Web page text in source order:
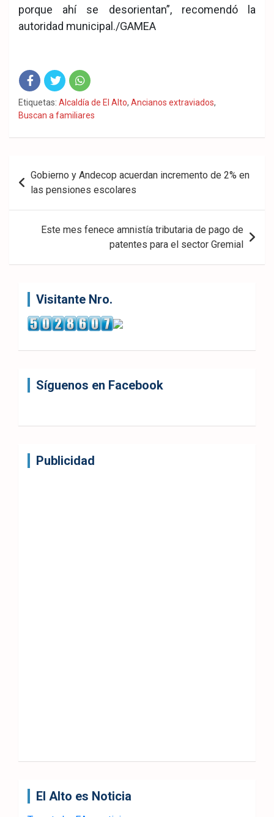
porque ahí se desorientan”, recomendó la
autoridad municipal./GAMEA
Fac Twit Wha
Etiquetas: Alcaldía de El Alto, Ancianos extraviados,
Buscan a familiares
Navegación
de
entradas
Gobierno y Andecop acuerdan incremento de 2% en
las pensiones escolares
Este mes fenece amnistía tributaria de pago de
patentes para el sector Gremial
Visitante Nro.
Síguenos en Facebook
Publicidad
El Alto es Noticia